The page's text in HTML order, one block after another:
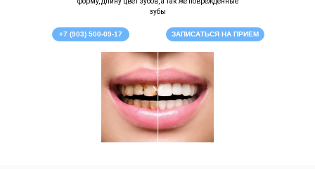
зубы
ЗАПИСАТЬСЯ НА ПРИЕМ
+7 (903) 500-09-17